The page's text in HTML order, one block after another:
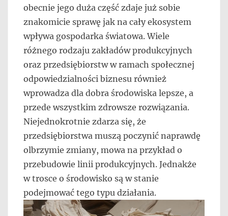
obecnie jego duża część zdaje już sobie
znakomicie sprawę jak na cały ekosystem
wpływa gospodarka światowa. Wiele
różnego rodzaju zakładów produkcyjnych
oraz przedsiębiorstw w ramach społecznej
odpowiedzialności biznesu również
wprowadza dla dobra środowiska lepsze, a
przede wszystkim zdrowsze rozwiązania.
Niejednokrotnie zdarza się, że
przedsiębiorstwa muszą poczynić naprawdę
olbrzymie zmiany, mowa na przykład o
przebudowie linii produkcyjnych. Jednakże
w trosce o środowisko są w stanie
podejmować tego typu działania.